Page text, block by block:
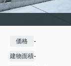
価格 -
建物面積-